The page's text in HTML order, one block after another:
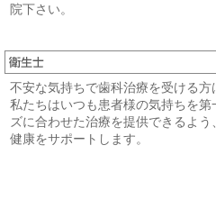
院下さい。
不安な気持ちで歯科治療を受ける
私たちはいつも患者様の気持ちを
ズに合わせた治療を提供できるよ
健康をサポートします。